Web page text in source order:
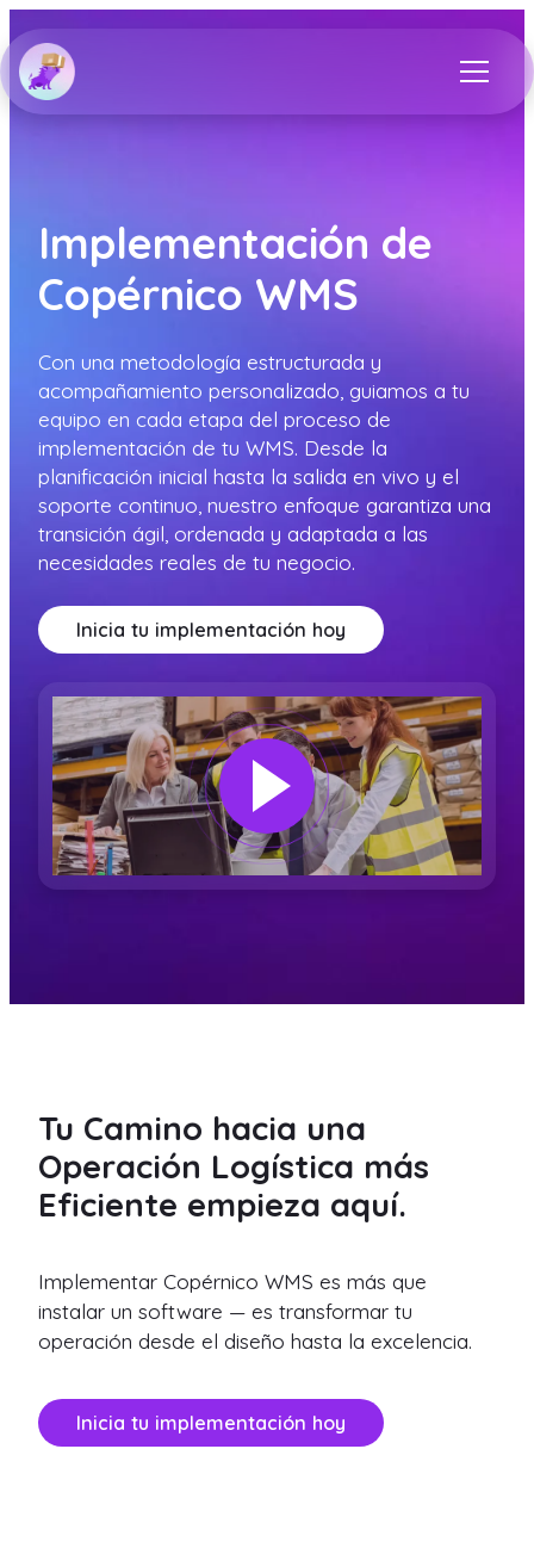
Implementación de
Copérnico WMS
Con una metodología estructurada y
acompañamiento personalizado, guiamos a tu
equipo en cada etapa del proceso de
implementación de tu WMS. Desde la
planificación inicial hasta la salida en vivo y el
soporte continuo, nuestro enfoque garantiza una
transición ágil, ordenada y adaptada a las
necesidades reales de tu negocio.
Inicia tu implementación hoy
Tu Camino hacia una
Operación Logística más
Eficiente empieza aquí.
Implementar Copérnico WMS es más que
instalar un software — es transformar tu
operación desde el diseño hasta la excelencia.
Inicia tu implementación hoy